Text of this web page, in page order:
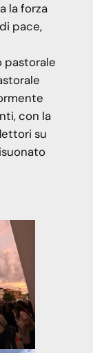
la forza
pace,
pastorale
con la
su